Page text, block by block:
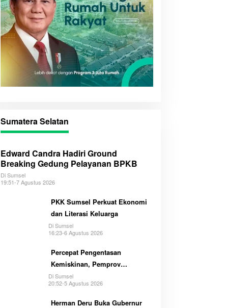
Sumatera Selatan
Edward Candra Hadiri Ground
Breaking Gedung Pelayanan BPKB
Di Sumsel
19:51-7 Agustus 2026
PKK Sumsel Perkuat Ekonomi
dan Literasi Keluarga
Di Sumsel
16:23-6 Agustus 2026
Percepat Pengentasan
Kemiskinan, Pemprov
Optimalkan GSMP Melalui
Multihelix
Di Sumsel
20:52-5 Agustus 2026
Herman Deru Buka Gubernur